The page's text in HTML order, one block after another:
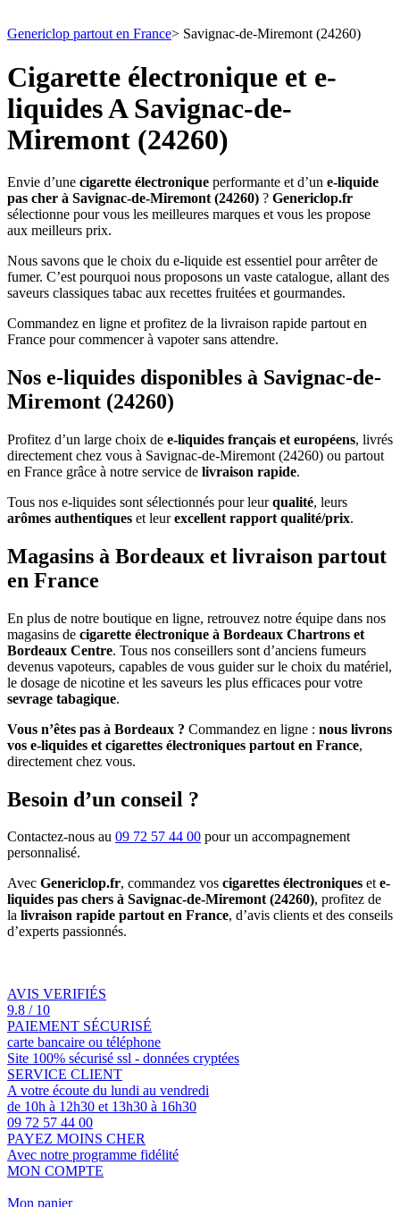
Genericlop partout en France> Savignac-de-Miremont (24260)
Cigarette électronique et e-
liquides A Savignac-de-
Miremont (24260)
Envie d’une cigarette électronique performante et d’un e-liquide
pas cher à Savignac-de-Miremont (24260) ? Genericlop.fr
sélectionne pour vous les meilleures marques et vous les propose
aux meilleurs prix.
Nous savons que le choix du e-liquide est essentiel pour arrêter de
fumer. C’est pourquoi nous proposons un vaste catalogue, allant des
saveurs classiques tabac aux recettes fruitées et gourmandes.
Commandez en ligne et profitez de la livraison rapide partout en
France pour commencer à vapoter sans attendre.
Nos e-liquides disponibles à Savignac-de-
Miremont (24260)
Profitez d’un large choix de e-liquides français et européens, livrés
directement chez vous à Savignac-de-Miremont (24260) ou partout
en France grâce à notre service de livraison rapide.
Tous nos e-liquides sont sélectionnés pour leurqualité, leurs
arômes authentiques et leurexcellent rapport qualité/prix.
Magasins à Bordeaux et livraison partout
en France
En plus de notre boutique en ligne, retrouvez notre équipe dans nos
magasins de cigarette électronique à Bordeaux Chartrons et
Bordeaux Centre. Tous nos conseillers sont d’anciens fumeurs
devenus vapoteurs, capables de vous guider sur le choix du matériel,
le dosage de nicotine et les saveurs les plus efficaces pour votre
sevrage tabagique.
Vous n’êtes pas à Bordeaux ? Commandez en ligne : nous livrons
vos e-liquides et cigarettes électroniques partout en France,
directement chez vous.
Besoin d’un conseil ?
Contactez-nous au 09 72 57 44 00 pour un accompagnement
personnalisé.
Avec Genericlop.fr, commandez vos cigarettes électroniques ete-
liquides pas chers à Savignac-de-Miremont (24260), profitez de
la livraison rapide partout en France, d’avis clients et des conseils
d’experts passionnés.
AVIS VERIFIÉS
9.8 / 10
PAIEMENT SÉCURISÉ
carte bancaire ou téléphone
Site 100% sécurisé ssl - données cryptées
SERVICE CLIENT
A votre écoute du lundi au vendredi
de 10h à 12h30 et 13h30 à 16h30
09 72 57 44 00
PAYEZ MOINS CHER
Avec notre programme fidélité
MON COMPTE
Mon panier